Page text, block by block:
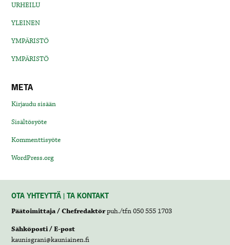
URHEILU
YLEINEN
YMPÄRISTÖ
YMPÄRISTÖ
META
Kirjaudu sisään
Sisältösyöte
Kommenttisyöte
WordPress.org
OTA YHTEYTTÄ | TA KONTAKT
Päätoimittaja / Chefredaktörpuh./tfn 050 555 1703
Sähköposti / E-post
kaunisgrani@kauniainen.fi